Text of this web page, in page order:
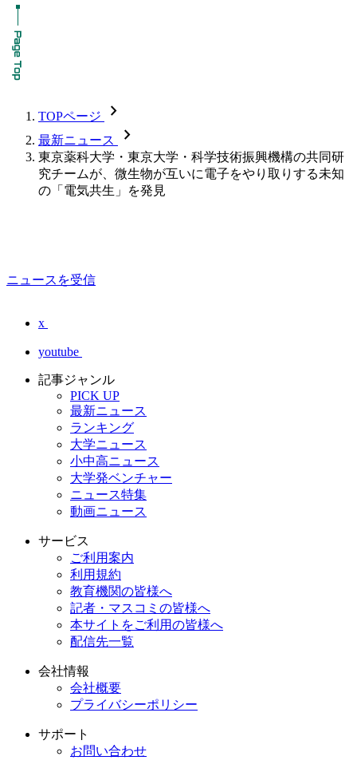
TOPページ chevron_forward
最新ニュース chevron_forward
東京薬科大学・東京大学・科学技術振興機構の共同研
究チームが、微生物が互いに電子をやり取りする未知
の「電気共生」を発見
ニュースを受信
x
youtube
記事ジャンル
PICK UP
最新ニュース
ランキング
大学ニュース
小中高ニュース
大学発ベンチャー
ニュース特集
動画ニュース
サービス
ご利用案内
利用規約
教育機関の皆様へ
記者・マスコミの皆様へ
本サイトをご利用の皆様へ
配信先一覧
会社情報
会社概要
プライバシーポリシー
サポート
お問い合わせ